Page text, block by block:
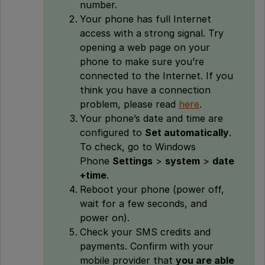
number.
Your phone has full Internet
access with a strong signal. Try
opening a web page on your
phone to make sure you’re
connected to the Internet. If you
think you have a connection
problem, please read here.
Your phone’s date and time are
configured to Set automatically.
To check, go to Windows
Phone Settings > system > date
+time.
Reboot your phone (power off,
wait for a few seconds, and
power on).
Check your SMS credits and
payments. Confirm with your
mobile provider that you are able